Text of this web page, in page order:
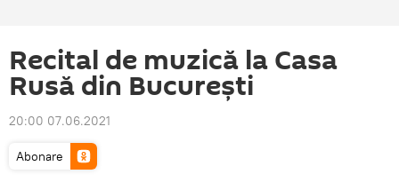
Recital de muzică la Casa
Rusă din București
20:00 07.06.2021
Abonare